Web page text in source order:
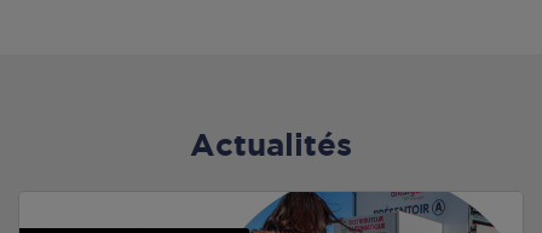
Actualités